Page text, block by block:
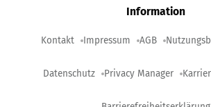
Information
Kontakt Impressum AGB
Datenschutz Privacy Manager